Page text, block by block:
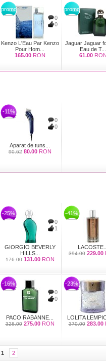
promo
0
0
Kenzo L'Eau Par Kenzo
Pour Hom...
165.00 RON
promo
Jaguar Jaguar
Eau de T...
61.00
-11%
0
0
Aparat de tuns...
90.62 80.00 RON
-25%
0
1
GIORGIO BEVERLY
HILLS...
176.00 131.00 RON
-41%
394.00 229.00
-16%
0
0
PACO RABANNE...
328.00 275.00 RON
-23%
LOLITA
370.00 283.00
1 2